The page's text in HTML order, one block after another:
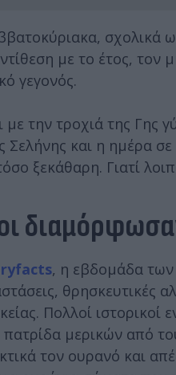
με το έτος, τον
γεγονός.
με την τροχιά της Γης
και η ημέρα
ξεκάθαρη. Γιατί
, η εβδομάδα των
θρησκευτικές
Πολλοί
μερικών από
τον ουρανό και